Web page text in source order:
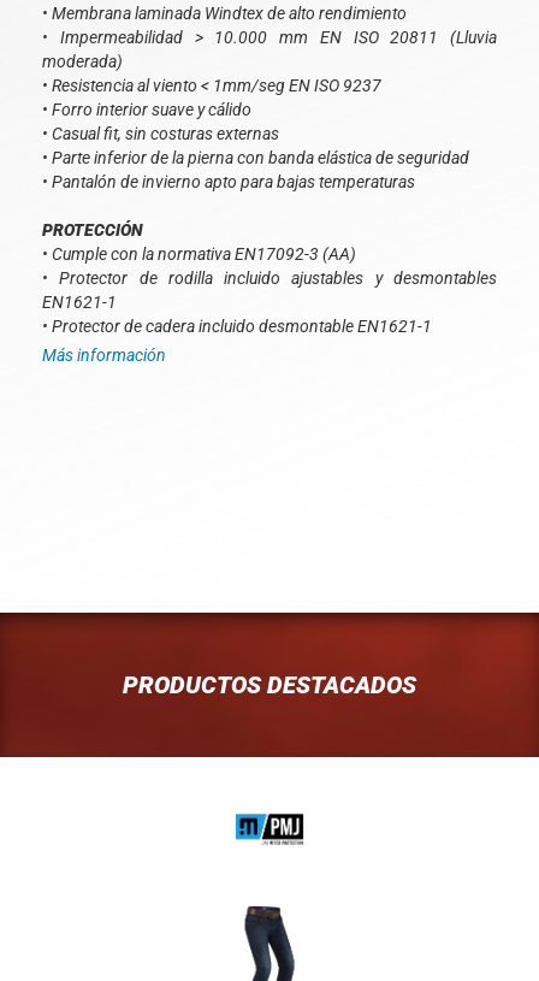
• Membrana laminada Windtex de alto rendimiento
• Impermeabilidad > 10.000 mm EN ISO 20811 (Lluvia
moderada)
• Resistencia al viento < 1mm/seg EN ISO 9237
• Forro interior suave y cálido
• Casual fit, sin costuras externas
• Parte inferior de la pierna con banda elástica de seguridad
• Pantalón de invierno apto para bajas temperaturas
PROTECCIÓN
• Cumple con la normativa EN17092-3 (AA)
• Protector de rodilla incluido ajustables y desmontables
EN1621-1
• Protector de cadera incluido desmontable EN1621-1
Más información
PRODUCTOS DESTACADOS